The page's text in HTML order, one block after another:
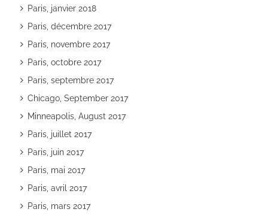
Paris, janvier 2018
Paris, décembre 2017
Paris, novembre 2017
Paris, octobre 2017
Paris, septembre 2017
Chicago, September 2017
Minneapolis, August 2017
Paris, juillet 2017
Paris, juin 2017
Paris, mai 2017
Paris, avril 2017
Paris, mars 2017